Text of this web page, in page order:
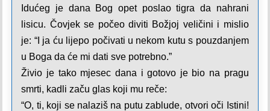
Idućeg je dana Bog opet poslao tigra da nahrani
lisicu. Čovjek se počeo diviti Božjoj veličini i mislio
je: “I ja ću lijepo počivati u nekom kutu s pouzdanjem
u Boga da će mi dati sve potrebno.”
Živio je tako mjesec dana i gotovo je bio na pragu
smrti, kadli začu glas koji mu reče:
“O, ti, koji se nalaziš na putu zablude, otvori oči Istini!